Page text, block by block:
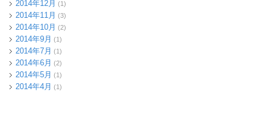
2014年12月 (1)
2014年11月 (3)
2014年10月 (2)
2014年9月 (1)
2014年7月 (1)
2014年6月 (2)
2014年5月 (1)
2014年4月 (1)